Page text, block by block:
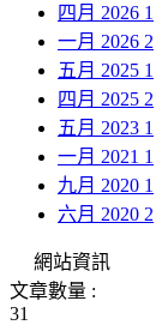
四月 2026 1
一月 2026 2
五月 2025 1
四月 2025 2
五月 2023 1
一月 2021 1
九月 2020 1
六月 2020 2
網站資訊
文章數量 :
31